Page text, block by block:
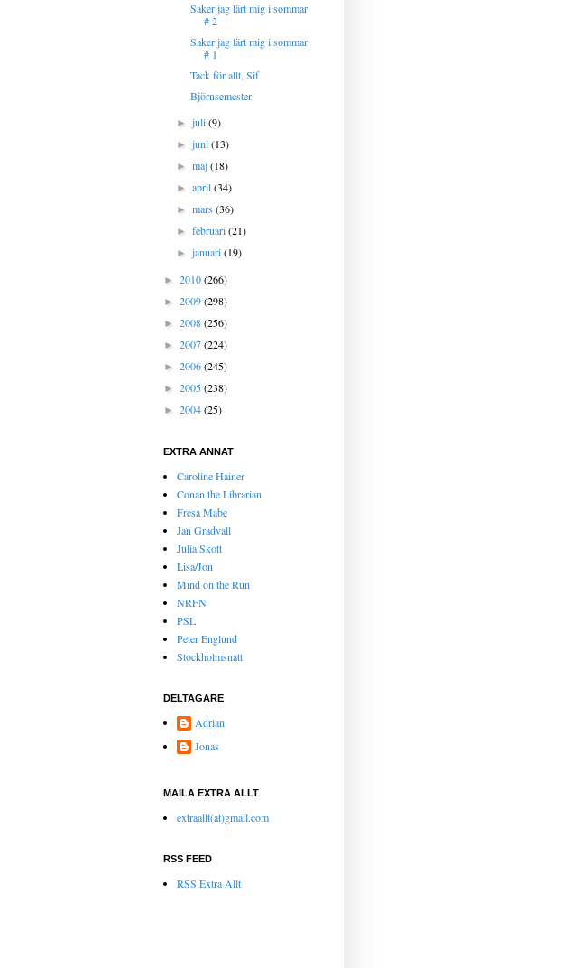
Saker jag lärt mig i sommar
# 2
Saker jag lärt mig i sommar
# 1
Tack för allt, Sif
Björnsemester
►juli(9)
►juni(13)
►maj(18)
►april(34)
►mars(36)
►februari(21)
►januari(19)
► 2010(266)
► 2009(298)
► 2008(256)
► 2007(224)
► 2006(245)
► 2005(238)
► 2004(25)
EXTRA ANNAT
Caroline Hainer
Conan the Librarian
Fresa Mabe
Jan Gradvall
Julia Skott
Lisa/Jon
Mind on the Run
NRFN
PSL
Peter Englund
Stockholmsnatt
DELTAGARE
Adrian
Jonas
MAILA EXTRA ALLT
extraallt(at)gmail.com
RSS FEED
RSS Extra Allt